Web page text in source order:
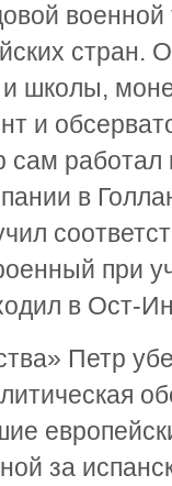
стран.
школы,
и
работал
в
при
в Ост-
Петр
за